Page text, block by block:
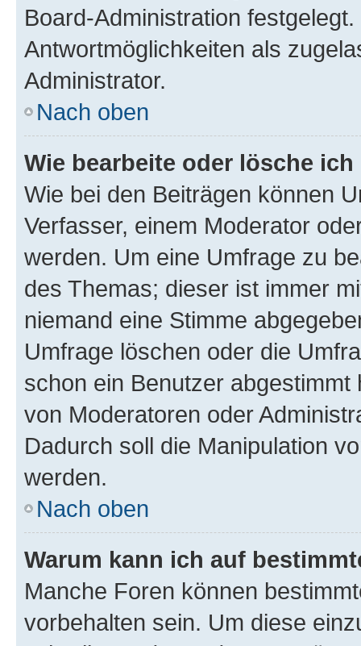
Board-Administration
Antwortmöglichkeiten als
Administrator.
Nach oben
Wie bearbeite oder lösche
Wie bei den Beiträgen können
Verfasser, einem Moderator
werden. Um eine Umfrage zu
des Themas; dieser ist immer
niemand eine Stimme
Umfrage löschen oder die
schon ein Benutzer
von Moderatoren oder
Dadurch soll die Manipulation
werden.
Nach oben
Warum kann ich auf
Manche Foren können
vorbehalten sein. Um diese